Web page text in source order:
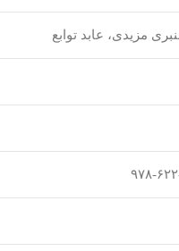
مزیدی، عابد توابع
۲۳-۹